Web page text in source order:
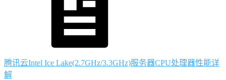
腾讯云Intel Ice Lake(2.7GHz/3.3GHz)服务器CPU处理器性能详
解